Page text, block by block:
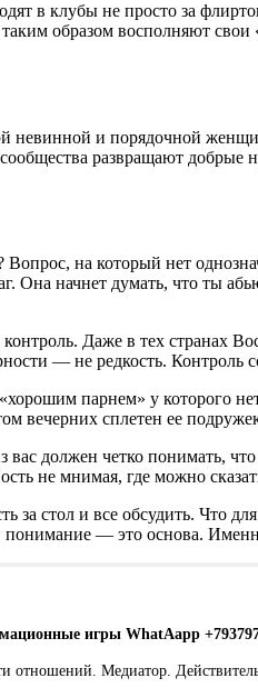
в клубы не просто за
образом восполняют
и порядочной
развращают добрые
Вопрос, на который нет
Она начнет думать, что ты
Даже в тех странах
— не редкость. Контроль
парнем» у которого
вечерних сплетен ее
должен четко понимать,
не мнимая, где можно
за стол и все обсудить. Что
— это основа.
игры WhatAapp
отношений. Медиатор.